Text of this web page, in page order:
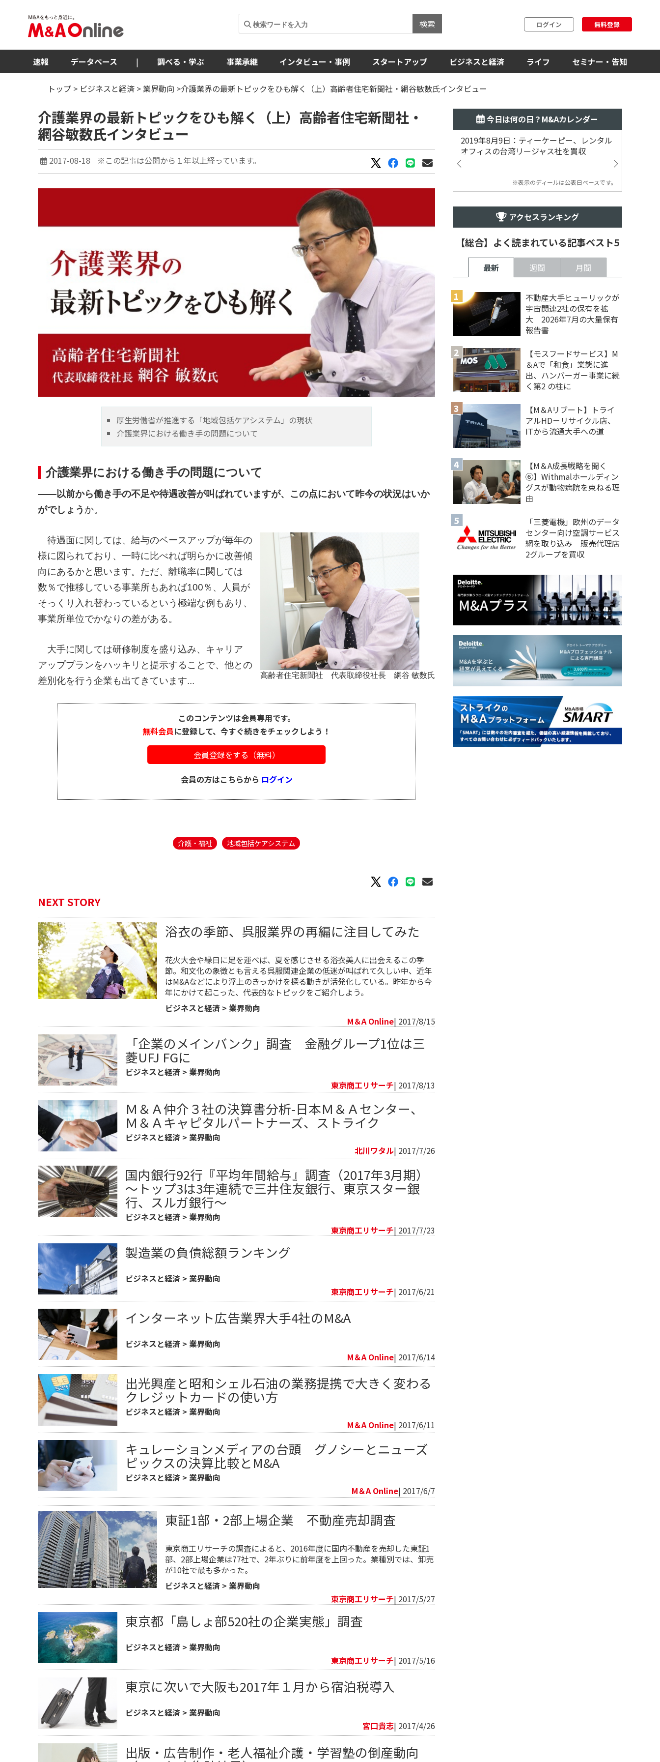
検索 ログイン 無料登録
速報 データベース | 調べる・学ぶ 事業承継 インタビュー・事例 スタートアップ ビジネスと経済 ライフ セミナー・告知
トップ > ビジネスと経済 > 業界動向 >介護業界の最新トピックをひも解く（上）高齢者住宅新聞社・網谷敏数氏インタビュー
介護業界の最新トピックをひも解く（上）高齢者住宅新聞社・
網谷敏数氏インタビュー
2017-08-18 ※この記事は公開から１年以上経っています。
厚生労働省が推進する「地域包括ケアシステム」の現状
介護業界における働き手の問題について
介護業界における働き手の問題について
――以前から働き手の不足や待遇改善が叫ばれていますが、この点において昨今の状況はいか
がでしょう か。
高齢者住宅新聞社 代表取締役社長 網谷 敏数氏
待遇面に関しては、給与のベースアップが毎年の
様に図られており、一時に比べれば明らかに改善傾
向にあるかと思います。ただ、離職率に関しては
数％で推移している事業所もあれば100％、人員が
そっくり入れ替わっているという極端な例もあり、
事業所単位でかなりの差がある。
大手に関しては研修制度を盛り込み、キャリア
アッププランをハッキリと提示することで、他との
差別化を行う企業も出てきています...
このコンテンツは会員専用です。
無料会員に登録して、今すぐ続きをチェックしよう！
会員登録をする（無料）
会員の方はこちらから ログイン
介護・福祉 地域包括ケアシステム
NEXT STORY
浴衣の季節、呉服業界の再編に注目してみた
花火大会や縁日に足を運べば、夏を感じさせる浴衣美人に出会えるこの季
節。和文化の象徴とも言える呉服関連企業の低迷が叫ばれて久しい中、近年
はM&Aなどにより浮上のきっかけを探る動きが活発化している。昨年から今
年にかけて起こった、代表的なトピックをご紹介しよう。
ビジネスと経済> 業界動向
M＆A Online| 2017/8/15
「企業のメインバンク」調査 金融グループ1位は三
菱UFJ FGに
ビジネスと経済 > 業界動向
東京商工リサーチ| 2017/8/13
Ｍ＆Ａ仲介３社の決算書分析-日本Ｍ＆Ａセンター、
Ｍ＆Ａキャピタルパートナーズ、ストライク
ビジネスと経済 > 業界動向
北川ワタル| 2017/7/26
国内銀行92行『平均年間給与』調査（2017年3月期）
～トップ3は3年連続で三井住友銀行、東京スター銀
行、スルガ銀行～
ビジネスと経済 > 業界動向
東京商工リサーチ| 2017/7/23
製造業の負債総額ランキング
ビジネスと経済 > 業界動向
東京商工リサーチ| 2017/6/21
インターネット広告業界大手4社のM&A
ビジネスと経済 > 業界動向
M＆A Online| 2017/6/14
出光興産と昭和シェル石油の業務提携で大きく変わる
クレジットカードの使い方
ビジネスと経済 > 業界動向
M＆A Online| 2017/6/11
キュレーションメディアの台頭 グノシーとニューズ
ピックスの決算比較とM&A
ビジネスと経済 > 業界動向
M＆A Online| 2017/6/7
東証1部・2部上場企業 不動産売却調査
東京商工リサーチの調査によると、2016年度に国内不動産を売却した東証1
部、2部上場企業は77社で、2年ぶりに前年度を上回った。業種別では、卸売
が10社で最も多かった。
ビジネスと経済> 業界動向
東京商工リサーチ| 2017/5/27
東京都「島しょ部520社の企業実態」調査
ビジネスと経済 > 業界動向
東京商工リサーチ| 2017/5/16
東京に次いで大阪も2017年１月から宿泊税導入
ビジネスと経済 > 業界動向
宮口貴志| 2017/4/26
出版・広告制作・老人福祉介護・学習塾の倒産動向
今日は何の日？M&Aカレンダー
2019年8月9日：ティーケーピー、レンタル
オフィスの台湾リージャス社を買収
※表示のディールは公表日ベースです。
アクセスランキング
【総合】よく読まれている記事ベスト5
最新 週間 月間
不動産大手ヒューリックが
宇宙関連2社の保有を拡
大 2026年7月の大量保有
報告書
【モスフードサービス】M
＆Aで「和食」業態に進
出、ハンバーガー事業に続
く第2 の柱に
【M＆Aリブート】トライ
アルHD－リサイクル店、
ITから流通大手への道
【M＆A 成長戦略を聞く
⑥】Withmalホールディン
グスが動物病院を束ねる理
由
「三菱電機」欧州のデータ
センター向け空調サービス
網を取り込み 販売代理店
2グループを買収